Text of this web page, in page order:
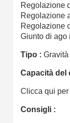
Regolazione
Regolazione
Regolazione
Giunto di ago
Tipo : Gravità
Capacità del
Clicca qui
Consigli :